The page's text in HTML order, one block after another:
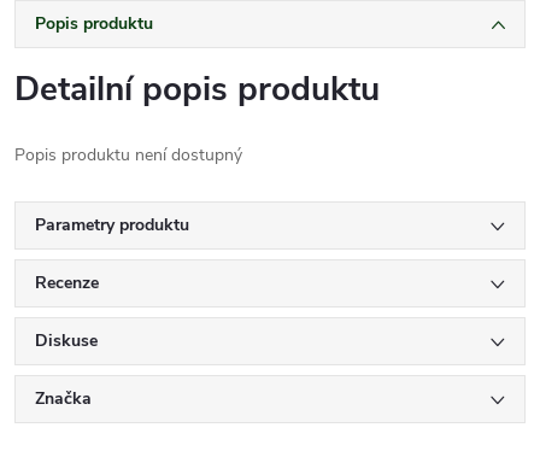
Popis produktu
Detailní popis produktu
Popis produktu není dostupný
Parametry produktu
Recenze
Diskuse
Značka